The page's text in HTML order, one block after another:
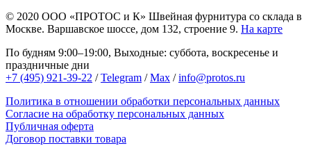
© 2020 ООО «ПРОТОС и К» Швейная фурнитура со склада в
Москве. Варшавское шоссе, дом 132, строение 9. На карте
По будням 9:00–19:00, Выходные: суббота, воскресенье и
праздничные дни
+7 (495) 921-39-22 /Telegram /Max /info@protos.ru
Политика в отношении обработки персональных данных
Согласие на обработку персональных данных
Публичная оферта
Договор поставки товара